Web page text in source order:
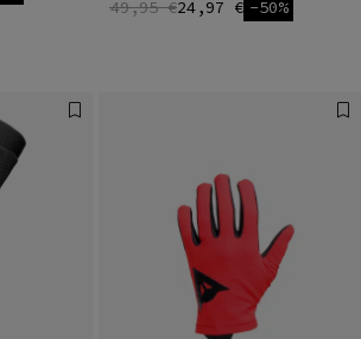
49,95 €24,97 € -50%